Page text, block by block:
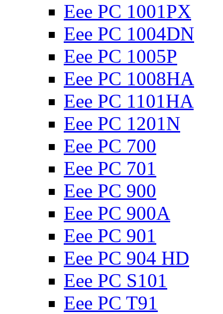
Eee PC 1001PX
Eee PC 1004DN
Eee PC 1005P
Eee PC 1008HA
Eee PC 1101HA
Eee PC 1201N
Eee PC 700
Eee PC 701
Eee PC 900
Eee PC 900A
Eee PC 901
Eee PC 904 HD
Eee PC S101
Eee PC T91